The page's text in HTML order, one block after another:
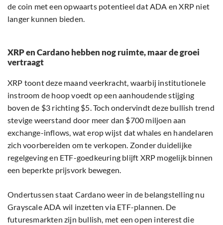
de coin met een opwaarts potentieel dat ADA en XRP niet
langer kunnen bieden.
XRP en Cardano hebben nog ruimte, maar de groei
vertraagt
XRP toont deze maand veerkracht, waarbij institutionele
instroom de hoop voedt op een aanhoudende stijging
boven de $3 richting $5. Toch ondervindt deze bullish trend
stevige weerstand door meer dan $700 miljoen aan
exchange-inflows, wat erop wijst dat whales en handelaren
zich voorbereiden om te verkopen. Zonder duidelijke
regelgeving en ETF-goedkeuring blijft XRP mogelijk binnen
een beperkte prijsvork bewegen.
Ondertussen staat Cardano weer in de belangstelling nu
Grayscale ADA wil inzetten via ETF-plannen. De
futuresmarkten zijn bullish, met een open interest die